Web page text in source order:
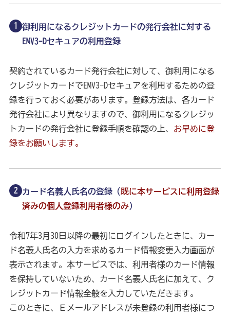
御利用になるクレジットカードの発行会社に対する
EMV3-Dセキュアの利用登録
契約されているカード発行会社に対して、御利用になる
クレジットカードでEMV3-Dセキュアを利用するための登
録を行っておく必要があります。登録方法は、各カード
発行会社により異なりますので、御利用になるクレジッ
トカードの発行会社に登録手順を確認の上、 お早めに登
録をお願いします。
カード名義人氏名の登録（ 既に本サービスに利用登録
済みの個人登録利用者様のみ）
令和7年3月30日以降の最初にログインしたときに、カー
ド名義人氏名の入力を求めるカード情報変更入力画面が
表示されます。本サービスでは、利用者様のカード情報
を保持していないため、カード名義人氏名に加えて、ク
レジットカード情報全般を入力していただきます。
このときに、Ｅメールアドレスが未登録の利用者様につ